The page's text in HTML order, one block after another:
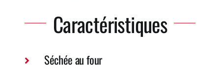
Caractéristiques
Séchée au four